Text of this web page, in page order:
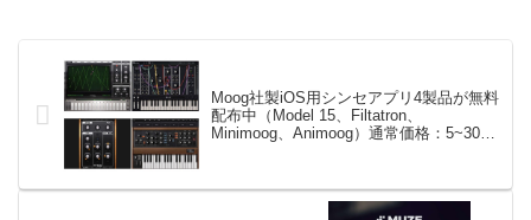
Moog社製iOS用シンセアプリ4製品が無料
配布中（Model 15、Filtatron、
Minimoog、Animoog）通常価格：5~30ド